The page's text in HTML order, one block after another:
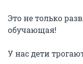
Это не только
обучающая!
У нас дети